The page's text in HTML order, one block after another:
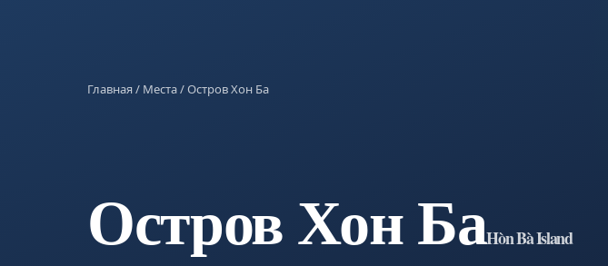
Главная/ Места/ Остров Хон Ба
Остров Хон БаHòn Bà Island